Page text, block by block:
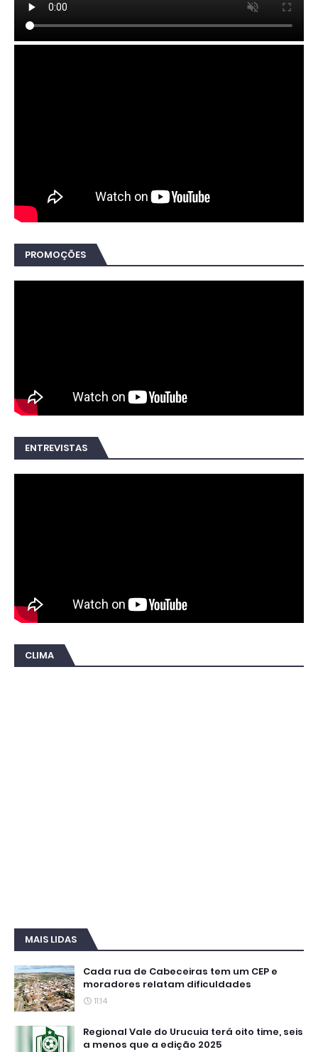
PROMOÇÕES
ENTREVISTAS
CLIMA
MAIS LIDAS
Cada rua de Cabeceiras tem um CEP e
moradores relatam dificuldades
11:14
Regional Vale do Urucuia terá oito time, seis
a menos que a edição 2025